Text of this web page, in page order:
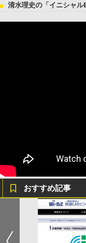
清水理史の「イニシャル
おすすめ記事